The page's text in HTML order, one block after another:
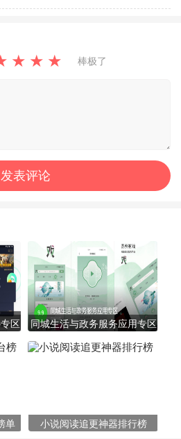
★ ★ ★ 棒极了
区 同城生活与政务服务应用专区
单 小说阅读追更神器排行榜